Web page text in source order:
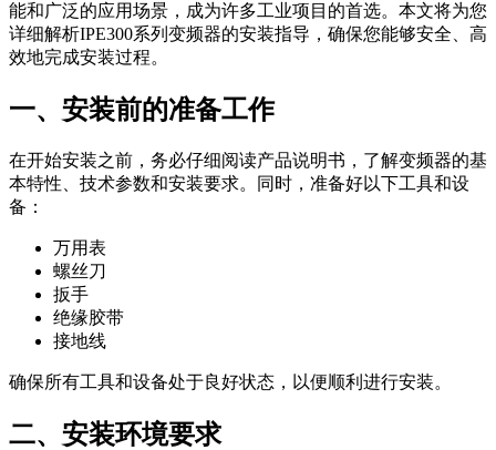
能和广泛的应用场景，成为许多工业项目的首选。本文将为您
详细解析IPE300系列变频器的安装指导，确保您能够安全、高
效地完成安装过程。
一、安装前的准备工作
在开始安装之前，务必仔细阅读产品说明书，了解变频器的基
本特性、技术参数和安装要求。同时，准备好以下工具和设
备：
万用表
螺丝刀
扳手
绝缘胶带
接地线
确保所有工具和设备处于良好状态，以便顺利进行安装。
二、安装环境要求